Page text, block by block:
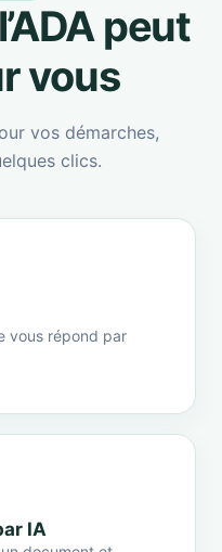
peut
vous
vos démarches,
clics.
vous répond par
IA